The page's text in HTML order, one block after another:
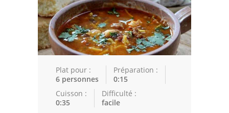
Epices
Recettes Marocaine
Tajines
Viandes
Plat pour :
6 personnes
Préparation :
0:15
Cuisson :
0:35
Difficulté :
facile